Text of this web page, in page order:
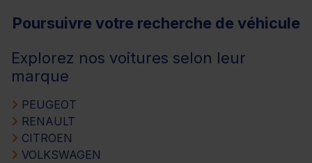
Poursuivre votre recherche de véhicule
Explorez nos voitures selon leur
marque
PEUGEOT
RENAULT
CITROEN
VOLKSWAGEN